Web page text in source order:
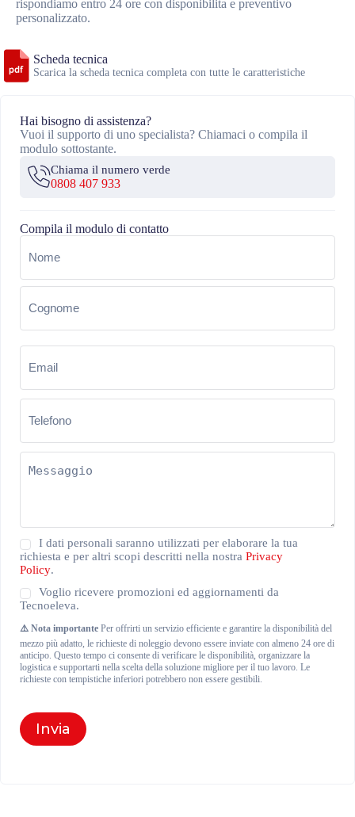
rispondiamo entro 24 ore con disponibilita e preventivo
personalizzato.
Scheda tecnica
Scarica la scheda tecnica completa con tutte le caratteristiche
Hai bisogno di assistenza?
Vuoi il supporto di uno specialista? Chiamaci o compila il
modulo sottostante.
Chiama il numero verde
0808 407 933
Compila il modulo di contatto
Nome
Email
Telefono
Messaggio
Privacy
Policy(Obbligatorio)
I dati personali saranno utilizzati per elaborare la tua
richiesta e per altri scopi descritti nella nostra Privacy
Policy.
Newsletter
Voglio ricevere promozioni ed aggiornamenti da
Tecnoeleva.
⚠️ Nota importante Per offrirti un servizio efficiente e garantire la disponibilità del
mezzo più adatto, le richieste di noleggio devono essere inviate con almeno 24 ore di
anticipo. Questo tempo ci consente di verificare le disponibilità, organizzare la
logistica e supportarti nella scelta della soluzione migliore per il tuo lavoro. Le
richieste con tempistiche inferiori potrebbero non essere gestibili.
Invia